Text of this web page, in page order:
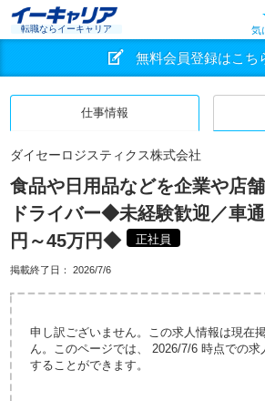
転職ならイーキャリア 気
無料会員登録はこち
仕事情報
ダイセーロジスティクス株式会社
食品や日用品などを企業や店
ドライバー◆未経験歓迎／車
円～45万円◆
正社員
掲載終了日： 2026/7/6
申し訳ございません。この求人情報は現在
ん。このページでは、 2026/7/6 時点での
することができます。